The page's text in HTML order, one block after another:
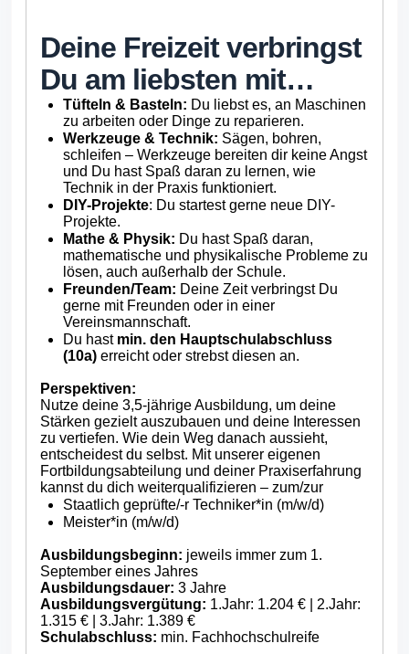
Deine Freizeit verbringst
Du am liebsten mit…
Tüfteln & Basteln: Du liebst es, an Maschinen
zu arbeiten oder Dinge zu reparieren.
Werkzeuge & Technik: Sägen, bohren,
schleifen – Werkzeuge bereiten dir keine Angst
und Du hast Spaß daran zu lernen, wie
Technik in der Praxis funktioniert.
DIY-Projekte: Du startest gerne neue DIY-
Projekte.
Mathe & Physik: Du hast Spaß daran,
mathematische und physikalische Probleme zu
lösen, auch außerhalb der Schule.
Freunden/Team: Deine Zeit verbringst Du
gerne mit Freunden oder in einer
Vereinsmannschaft.
Du hast min. den Hauptschulabschluss
(10a) erreicht oder strebst diesen an.
Perspektiven:
Nutze deine 3,5-jährige Ausbildung, um deine
Stärken gezielt auszubauen und deine Interessen
zu vertiefen. Wie dein Weg danach aussieht,
entscheidest du selbst. Mit unserer eigenen
Fortbildungsabteilung und deiner Praxiserfahrung
kannst du dich weiterqualifizieren – zum/zur
Staatlich geprüfte/-r Techniker*in (m/w/d)
Meister*in (m/w/d)
Ausbildungsbeginn: jeweils immer zum 1.
September eines Jahres
Ausbildungsdauer: 3 Jahre
Ausbildungsvergütung: 1.Jahr: 1.204 € | 2.Jahr:
1.315 € | 3.Jahr: 1.389 €
Schulabschluss: min. Fachhochschulreife